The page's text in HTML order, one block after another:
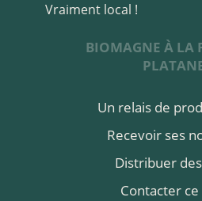
Vraiment local !
BIOMAGNE À LA
Un relais de
Recevoir ses
Distribuer
Contacter